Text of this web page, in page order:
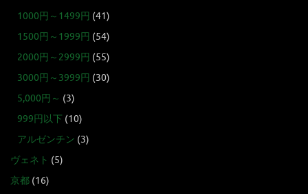
1000円～1499円 (41)
1500円～1999円 (54)
2000円～2999円 (55)
3000円～3999円 (30)
5,000円～ (3)
999円以下 (10)
アルゼンチン (3)
ヴェネト (5)
京都 (16)